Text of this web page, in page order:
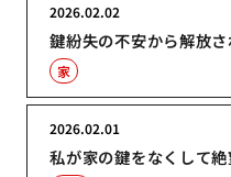
鍵紛失の不安から解放
2026.02.02
家
私が家の鍵をなくして
2026.02.01